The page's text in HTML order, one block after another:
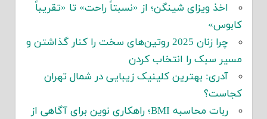
اخذ ویزای شینگن؛ از «نسبتاً راحت» تا «تقریباً
کابوس»
چرا زنان 2025 روتین‌های سخت را کنار گذاشتن و
مسیر سبک را انتخاب کردن
آدری: بهترین کلینیک زیبایی در شمال تهران
کجاست؟
ربات محاسبه BMI؛ راهکاری نوین برای آگاهی از